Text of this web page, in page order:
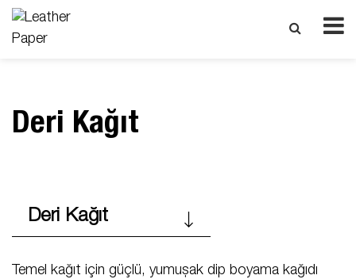
Deri Kağıt
Deri Kağıt
Temel kağıt için güçlü, yumuşak dip boyama kağıdı